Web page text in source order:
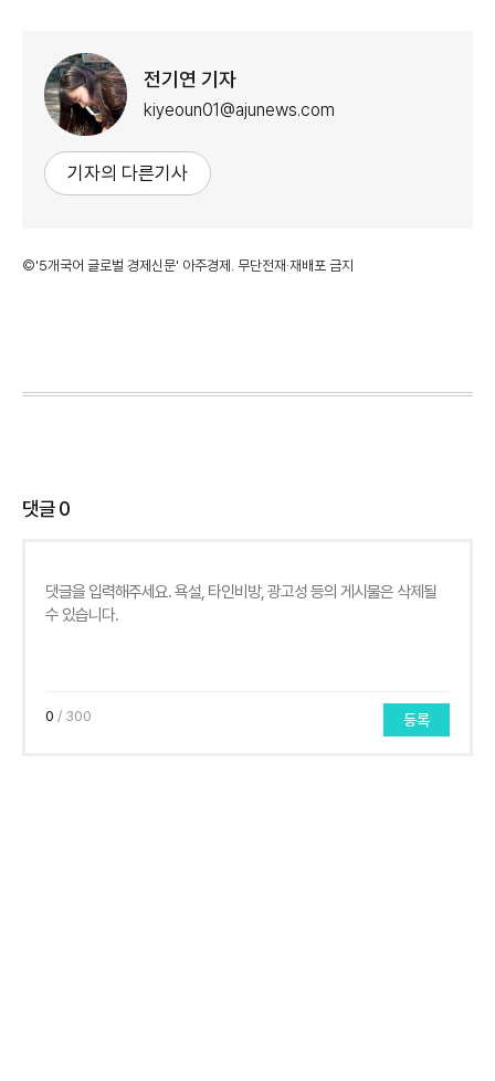
전기연 기자
kiyeoun01@ajunews.com
기자의 다른기사
©'5개국어 글로벌 경제신문' 아주경제. 무단전재·재배포 금지
댓글0
0 / 300 등록